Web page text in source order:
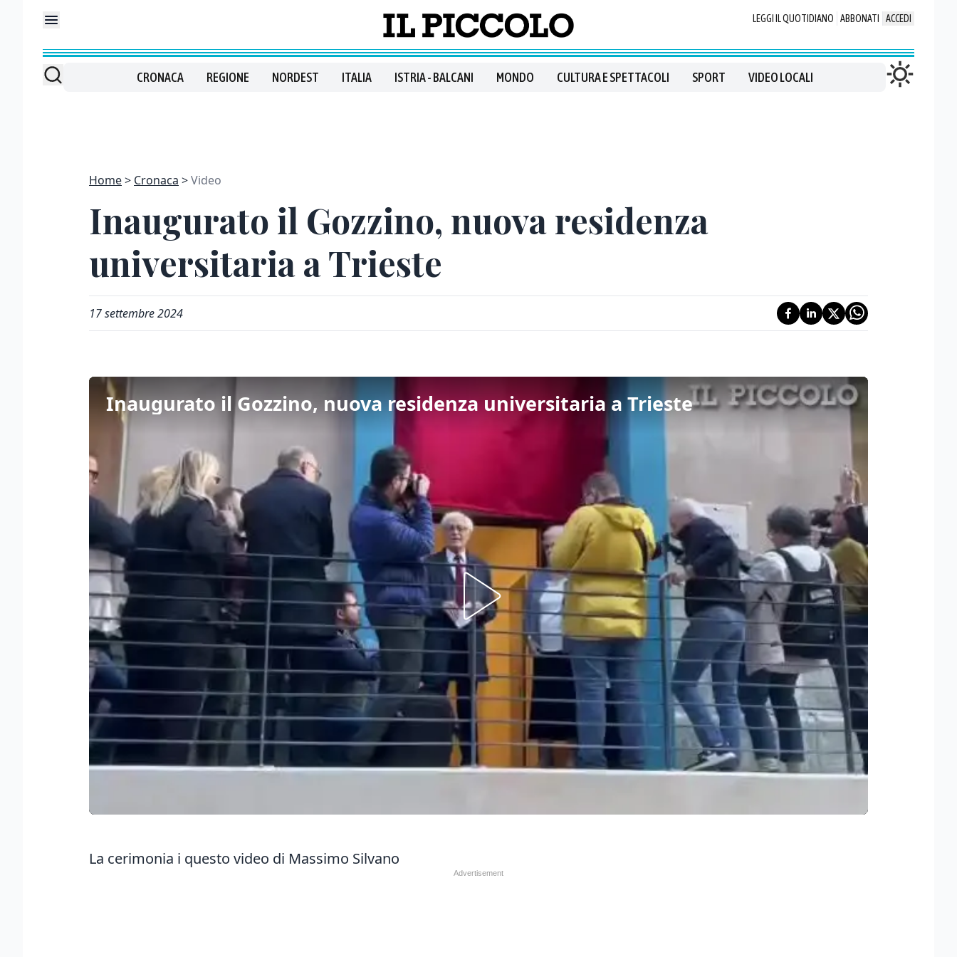
LEGGI IL QUOTIDIANO ABBONATI ACCEDI
CRONACA REGIONE NORDEST ITALIA ISTRIA - BALCANI MONDO CULTURA E SPETTACOLI SPORT VIDEO LOCALI
Home Cronaca Video
Inaugurato il Gozzino, nuova residenza
universitaria a Trieste
17 settembre 2024
Inaugurato il Gozzino, nuova residenza universitaria a Trieste
La cerimonia i questo video di Massimo Silvano